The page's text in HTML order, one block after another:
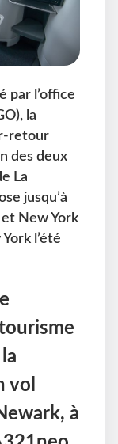
par l’office
la
retour
des deux
La
jusqu’à
New York
l’été
vol
à